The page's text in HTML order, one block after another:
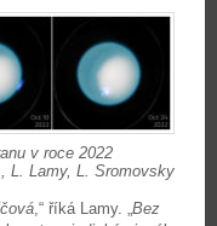
v roce 2022
L. Lamy, L. Sromovsky
,“ říká Lamy. „Bez